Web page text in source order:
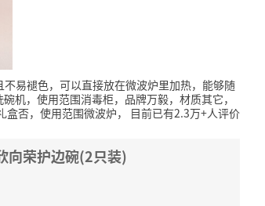
易褪色，可以直接放在微波炉里加热，能够随
机，使用范围消毒柜，品牌万毅，材质其它，
否，使用范围微波炉，
目前已有2.3万+人评价
向荣护边碗(2只装)